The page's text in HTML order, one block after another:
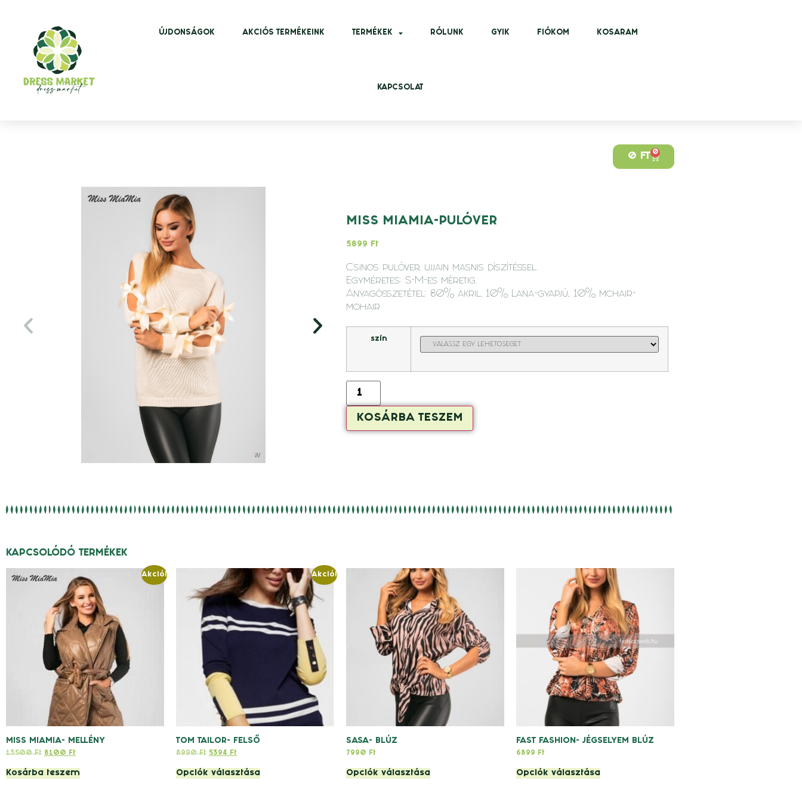
ÚJDONSÁGOK AKCIÓS TERMÉKEINK TERMÉKEK RÓLUNK GYIK FIÓKOM KOSARAM
KAPCSOLAT
0 FT
0
MISS MIAMIA-PULÓVER
5899 Ft
Csinos pulóver, ujjain masnis díszítéssel.
Egyméretes: S-M-es méretig.
Anyagösszetétel: 80% akril, 10% Lana-gyapjú, 10% mchair-
mohair
szín
KOSÁRBA TESZEM
KAPCSOLÓDÓ TERMÉKEK
Akció!
MISS MIAMIA- MELLÉNY
13500Ft 8100 Ft
Kosárba teszem
Akció!
TOM TAILOR- FELSŐ
8990Ft 5394 Ft
Opciók választása
SASA- BLÚZ
7990 Ft
Opciók választása
FAST FASHION- JÉGSELYEM BLÚZ
6899 Ft
Opciók választása